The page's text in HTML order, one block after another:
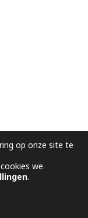
op onze site te
we
.